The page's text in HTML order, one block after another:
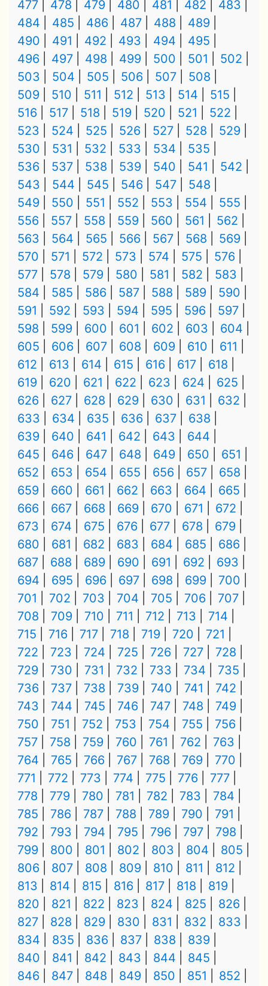
477 478 479 480 481 482
483
484
485 486 487 488
489
490
491 492 493 494
495
496
497 498 499 500 501
502
503
504 505 506 507
508
509
510 511 512 513 514
515
516
517 518 519 520 521
522
523
524 525 526 527 528
529
530
531 532 533 534
535
536
537 538 539 540 541
542
543
544 545 546 547
548
549
550 551 552 553 554
555
556
557 558 559 560 561
562
563
564 565 566 567 568
569
570
571 572 573 574 575
576
577
578 579 580 581 582
583
584
585 586 587 588 589
590
591
592 593 594 595 596
597
598
599 600 601 602 603
604
605
606 607 608 609 610
611
612
613 614 615 616 617
618
619
620 621 622 623 624
625
626
627 628 629 630 631
632
633
634 635 636 637
638
639
640 641 642 643
644
645
646 647 648 649 650
651
652
653 654 655 656 657
658
659
660 661 662 663 664
665
666
667 668 669 670 671
672
673
674 675 676 677 678
679
680
681 682 683 684 685
686
687
688 689 690 691 692
693
694
695 696 697 698 699
700
701
702 703 704 705 706
707
708
709 710 711 712 713
714
715
716 717 718 719 720
721
722
723 724 725 726 727
728
729
730 731 732 733 734
735
736
737 738 739 740 741
742
743
744 745 746 747 748
749
750
751 752 753 754 755
756
757
758 759 760 761 762
763
764
765 766 767 768 769
770
771
772 773 774 775 776
777
778
779 780 781 782 783
784
785
786 787 788 789 790
791
792
793 794 795 796 797
798
799
800 801 802 803 804
805
806
807 808 809 810 811
812
813
814 815 816 817 818
819
820
821 822 823 824 825
826
827
828 829 830 831 832
833
834
835 836 837 838
839
840
841 842 843 844
845
846
847 848 849 850 851
852